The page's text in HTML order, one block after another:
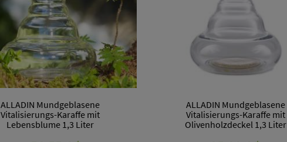
ALLADIN Mundgeblasene
Vitalisierungs-Karaffe mit
Lebensblume 1,3 Liter
ALLADIN Mundgeblasene
Vitalisierungs-Karaffe mit
Olivenholzdeckel 1,3 Liter